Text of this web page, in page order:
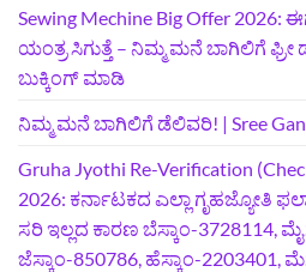
Sewing Mechine Big Offer 2026:
ಯಂತ್ರ ಸಿಗುತ್ತೆ – ನಿಮ್ಮ ಮನೆ ಬಾಗಿಲಿಗೆ‍
ಬುಕ್ಕಿಂಗ್‌ ಮಾಡಿ
ನಿಮ್ಮ ಮನೆ ಬಾಗಿಲಿಗೆ ಡೆಲಿವರಿ! | Sree
Gruha Jyothi Re-Verification
2026: ಕರ್ನಾಟಕದ ಎಲ್ಲಾ ಗೃಹಜ್ಯೋತಿ
ಸರಿ ಇಲ್ಲದ ಕಾರಣ ಬೆಸ್ಕಾಂ-3728114,
ಜೆಸ್ಕಾಂ-850786, ಹೆಸ್ಕಾಂ-2203401,